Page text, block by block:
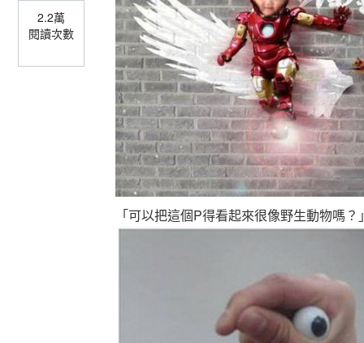
2.2萬
閱讀次數
「可以把這個P得看起來很像野生動物嗎？